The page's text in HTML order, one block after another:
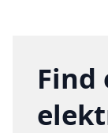
Find